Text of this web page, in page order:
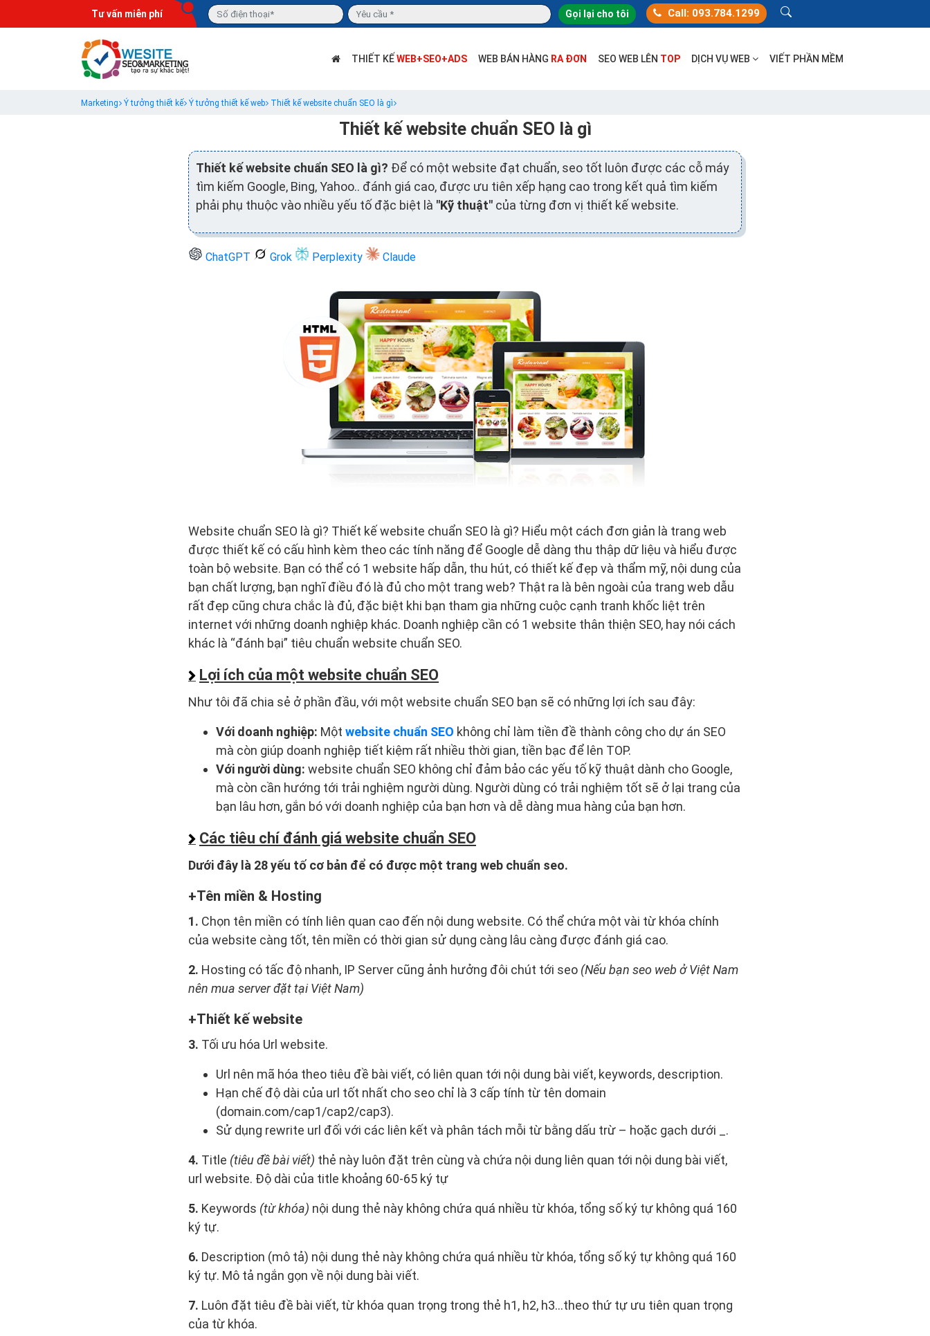
Tư vấn miễn phí Gọi lại cho tôi Call: 093.784.1299
THIẾT KẾWEB+SEO+ADS WEB BÁN HÀNG RA ĐƠN SEO WEB LÊN TOP DỊCH VỤ WEB VIẾT PHẦN MỀM
Marketing Ý tưởng thiết kế Ý tưởng thiết kế web Thiết kế website chuẩn SEO là gì
Thiết kế website chuẩn SEO là gì
Thiết kế website chuẩn SEO là gì? Để có một website đạt chuẩn, seo tốt luôn được các cỗ máy
tìm kiếm Google, Bing, Yahoo.. đánh giá cao, được ưu tiên xếp hạng cao trong kết quả tìm kiếm
phải phụ thuộc vào nhiều yếu tố đặc biệt là "Kỹ thuật" của từng đơn vị thiết kế website.
ChatGPT Grok Perplexity Claude
Website chuẩn SEO là gì? Thiết kế website chuẩn SEO là gì? Hiểu một cách đơn giản là trang web
được thiết kế có cấu hình kèm theo các tính năng để Google dễ dàng thu thập dữ liệu và hiểu được
toàn bộ website. Bạn có thể có 1 website hấp dẫn, thu hút, có thiết kế đẹp và thẩm mỹ, nội dung của
bạn chất lượng, bạn nghĩ điều đó là đủ cho một trang web? Thật ra là bên ngoài của trang web dẫu
rất đẹp cũng chưa chắc là đủ, đặc biệt khi bạn tham gia những cuộc cạnh tranh khốc liệt trên
internet với những doanh nghiệp khác. Doanh nghiệp cần có 1 website thân thiện SEO, hay nói cách
khác là “đánh bại” tiêu chuẩn website chuẩn SEO.
Lợi ích của một website chuẩn SEO
Như tôi đã chia sẻ ở phần đầu, với một website chuẩn SEO bạn sẽ có những lợi ích sau đây:
Với doanh nghiệp: Một website chuẩn SEO không chỉ làm tiền đề thành công cho dự án SEO
mà còn giúp doanh nghiệp tiết kiệm rất nhiều thời gian, tiền bạc để lên TOP.
Với người dùng: website chuẩn SEO không chỉ đảm bảo các yếu tố kỹ thuật dành cho Google,
mà còn cần hướng tới trải nghiệm người dùng. Người dùng có trải nghiệm tốt sẽ ở lại trang của
bạn lâu hơn, gắn bó với doanh nghiệp của bạn hơn và dễ dàng mua hàng của bạn hơn.
Các tiêu chí đánh giá website chuẩn SEO
Dưới đây là 28 yếu tố cơ bản để có được một trang web chuẩn seo.
Tên miền & Hosting
1. Chọn tên miền có tính liên quan cao đến nội dung website. Có thể chứa một vài từ khóa chính
của website càng tốt, tên miền có thời gian sử dụng càng lâu càng được đánh giá cao.
2. Hosting có tấc độ nhanh, IP Server cũng ảnh hưởng đôi chút tới seo (Nếu bạn seo web ở Việt Nam
nên mua server đặt tại Việt Nam)
Thiết kế website
3. Tối ưu hóa Url website.
Url nên mã hóa theo tiêu đề bài viết, có liên quan tới nội dung bài viết, keywords, description.
Hạn chế độ dài của url tốt nhất cho seo chỉ là 3 cấp tính từ tên domain
(domain.com/cap1/cap2/cap3).
Sử dụng rewrite url đối với các liên kết và phân tách mỗi từ bằng dấu trừ – hoặc gạch dưới _.
4. Title (tiêu đề bài viết) thẻ này luôn đặt trên cùng và chứa nội dung liên quan tới nội dung bài viết,
url website. Độ dài của title khoảng 60-65 ký tự
5. Keywords (từ khóa) nội dung thẻ này không chứa quá nhiều từ khóa, tổng số ký tự không quá 160
ký tự.
6. Description (mô tả) nội dung thẻ này không chứa quá nhiều từ khóa, tổng số ký tự không quá 160
ký tự. Mô tả ngắn gọn về nội dung bài viết.
7. Luôn đặt tiêu đề bài viết, từ khóa quan trọng trong thẻ h1, h2, h3…theo thứ tự ưu tiên quan trọng
của từ khóa.